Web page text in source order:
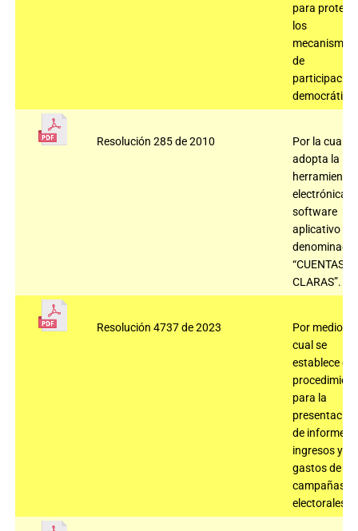
para
los
mecanismos
de
participación
democrática
Resolución 285 de 2010
Por la cual se
adopta la
herramienta
electrónica,
software
aplicativo
denominado
“CUENTAS
CLARAS”.
Resolución 4737 de 2023
Por medio
cual se
establece el
para la
presentación
de informes
ingresos y
gastos de
campañas
electorales.